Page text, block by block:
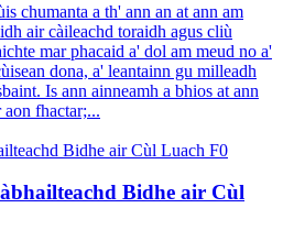
chumanta a th' ann an at ann am
air càileachd toraidh agus cliù
mar phacaid a' dol am meud no a'
dona, a' leantainn gu milleadh
Is ann ainneamh a bhios at ann
fhactar;...
Bidhe air Cùl